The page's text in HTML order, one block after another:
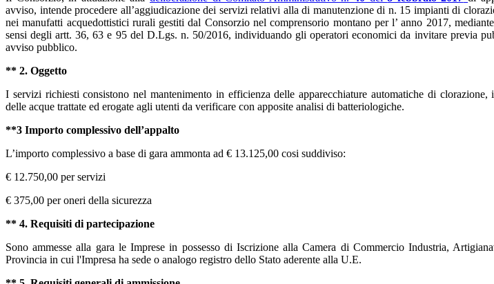
avviso, intende procedere all’aggiudicazione dei servizi relativi alla di manutenzione di n. 15 impianti di
nei manufatti acquedottistici rurali gestiti dal Consorzio nel comprensorio montano per l’ anno 2017,
sensi degli artt. 36, 63 e 95 del D.Lgs. n. 50/2016, individuando gli operatori economici da invitare previa
avviso pubblico.
** 2. Oggetto
I servizi richiesti consistono nel mantenimento in efficienza delle apparecchiature automatiche di
delle acque trattate ed erogate agli utenti da verificare con apposite analisi di batteriologiche.
**3 Importo complessivo dell’appalto
L’importo complessivo a base di gara ammonta ad € 13.125,00 cosi suddiviso:
€ 12.750,00 per servizi
€ 375,00 per oneri della sicurezza
** 4. Requisiti di partecipazione
Sono ammesse alla gara le Imprese in possesso di Iscrizione alla Camera di Commercio Industria,
Provincia in cui l'Impresa ha sede o analogo registro dello Stato aderente alla U.E.